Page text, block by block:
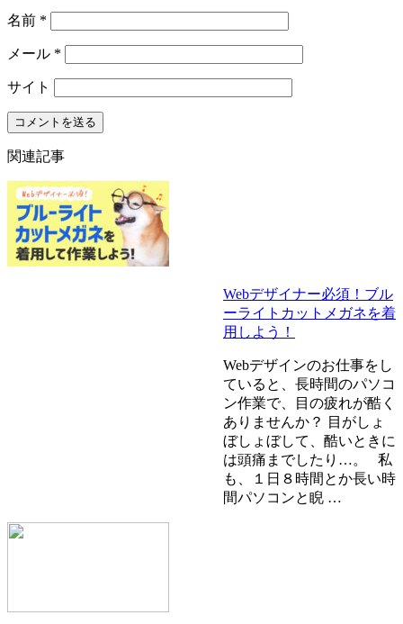
名前 *
メール *
サイト
関連記事
Webデザイナー必須！ブル
ーライトカットメガネを着
用しよう！
Webデザインのお仕事をし
ていると、長時間のパソコ
ン作業で、目の疲れが酷く
ありませんか？ 目がしょ
ぼしょぼして、酷いときに
は頭痛までしたり…。 私
も、１日８時間とか長い時
間パソコンと睨 …